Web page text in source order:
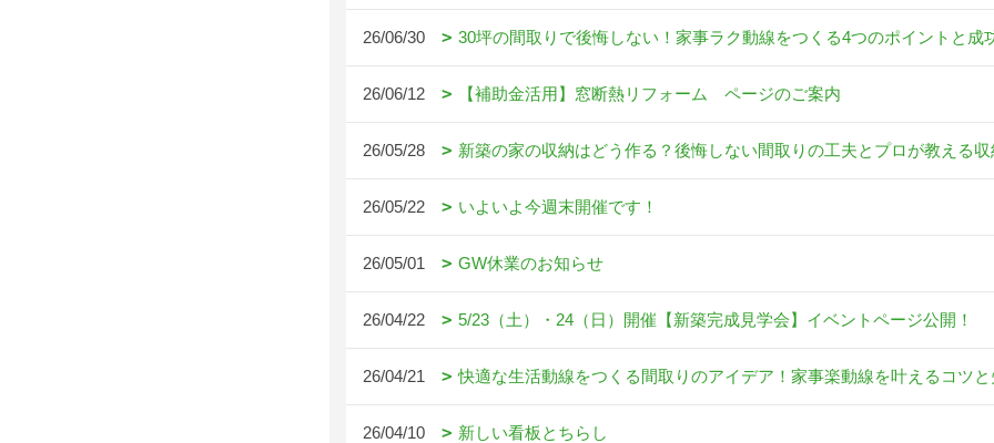
26/06/30 30坪の間取りで後悔しない！家事ラク動線をつくる4つのポイントと成
26/06/12 【補助金活用】窓断熱リフォーム ページのご案内
26/05/28 新築の家の収納はどう作る？後悔しない間取りの工夫とプロが教える
26/05/22 いよいよ今週末開催です！
26/05/01 GW休業のお知らせ
26/04/22 5/23（土）・24（日）開催【新築完成見学会】イベントページ公開！
26/04/21 快適な生活動線をつくる間取りのアイデア！家事楽動線を叶えるコツ
26/04/10 新しい看板とちらし